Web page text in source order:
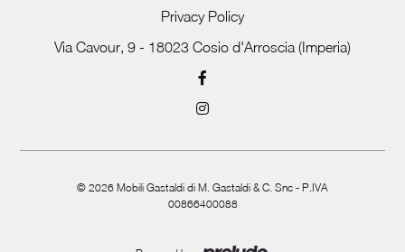
Privacy Policy
Via Cavour, 9 - 18023 Cosio d'Arroscia (Imperia)
© 2026 Mobili Gastaldi di M. Gastaldi & C. Snc - P.IVA
00866400088